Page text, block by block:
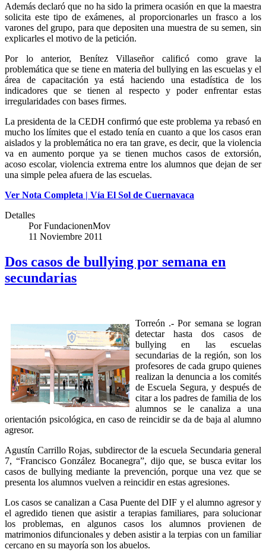
Además declaró que no ha sido la primera ocasión en que la maestra
solicita este tipo de exámenes, al proporcionarles un frasco a los
varones del grupo, para que depositen una muestra de su semen, sin
explicarles el motivo de la petición.
Por lo anterior, Benítez Villaseñor calificó como grave la
problemática que se tiene en materia del bullying en las escuelas y el
área de capacitación ya está haciendo una estadística de los
indicadores que se tienen al respecto y poder enfrentar estas
irregularidades con bases firmes.
La presidenta de la CEDH confirmó que este problema ya rebasó en
mucho los límites que el estado tenía en cuanto a que los casos eran
aislados y la problemática no era tan grave, es decir, que la violencia
va en aumento porque ya se tienen muchos casos de extorsión,
acoso escolar, violencia extrema entre los alumnos que dejan de ser
una simple pelea afuera de las escuelas.
Ver Nota Completa | Vía El Sol de Cuernavaca
Detalles
PorFundacionenMov
11 Noviembre 2011
Dos casos de bullying por semana en
secundarias
Torreón .- Por semana se logran
detectar hasta dos casos de
bullying en las escuelas
secundarias de la región, son los
profesores de cada grupo quienes
realizan la denuncia a los comités
de Escuela Segura, y después de
citar a los padres de familia de los
alumnos se le canaliza a una
orientación psicológica, en caso de reincidir se da de baja al alumno
agresor.
Agustín Carrillo Rojas, subdirector de la escuela Secundaria general
7, “Francisco González Bocanegra”, dijo que, se busca evitar los
casos de bullying mediante la prevención, porque una vez que se
presenta los alumnos vuelven a reincidir en estas agresiones.
Los casos se canalizan a Casa Puente del DIF y el alumno agresor y
el agredido tienen que asistir a terapias familiares, para solucionar
los problemas, en algunos casos los alumnos provienen de
matrimonios difuncionales y deben asistir a la terpias con un familiar
cercano en su mayoría son los abuelos.